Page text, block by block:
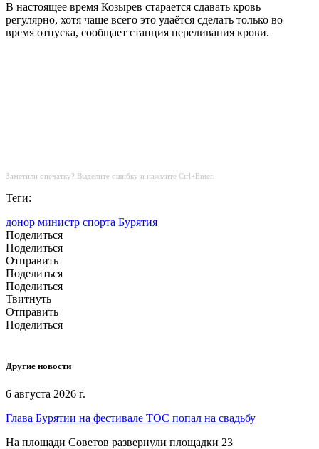
В настоящее время Козырев старается сдавать кровь
регулярно, хотя чаще всего это удаётся сделать только во
время отпуска, сообщает станция переливания крови.
Заметили опечатку? Выделите ошибку и нажмите Ctrl+Enter.
Теги:
донор министр спорта Бурятия
Поделиться
Поделиться
Отправить
Поделиться
Поделиться
Твитнуть
Отправить
Поделиться
Другие новости
6 августа 2026 г.
Глава Бурятии на фестивале ТОС попал на свадьбу
На площади Советов развернули площадки 23